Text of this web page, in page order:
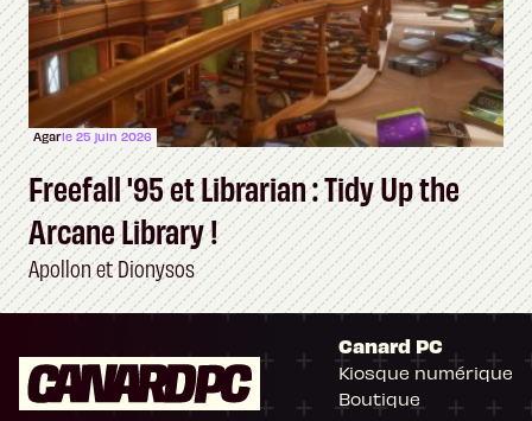
Agarle 25 juin 2026
Freefall '95 et Librarian : Tidy Up the
Arcane Library !
Apollon et Dionysos
Canard PC
Kiosque numérique
Boutique